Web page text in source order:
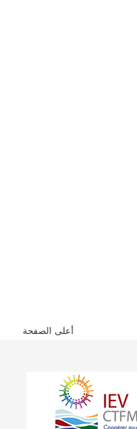
أعلى الصفحة